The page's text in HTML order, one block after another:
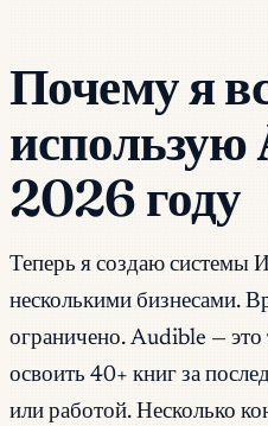
Почему я
2026 году
Теперь я создаю системы
несколькими бизнесами.
ограничено. Audible — это
освоить 40+ книг за
или работой. Несколько